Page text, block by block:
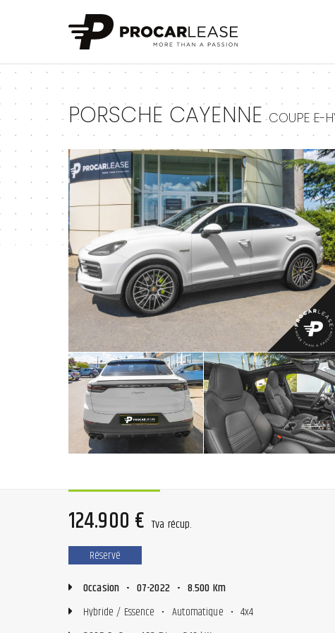
PORSCHE CAYENNECOUPE E-
+
+ +
124.900 € Tva récup.
Réservé
Occasion • 07-2022 • 8.500 Km
Hybride / Essence • Automatique • 4x4